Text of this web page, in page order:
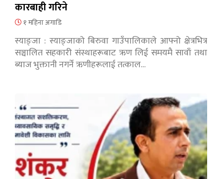
कारबाही गरिने
१ महिना अगाडि
स्याङ्जा : स्याङ्जाको बिरुवा गाउँपालिकाले आफ्नो क्षेत्रभित्र
सञ्चालित सहकारी संस्थाहरूबाट ऋण लिई समयमै सावाँ तथा
ब्याज भुक्तानी नगर्ने ऋणीहरूलाई तत्काल…